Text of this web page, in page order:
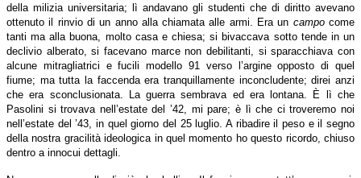
della milizia universitaria; lì andavano gli studenti che di diritto avevano
ottenuto il rinvio di un anno alla chiamata alle armi. Era un campocome
tanti ma alla buona, molto casa e chiesa; si bivaccava sotto tende in un
declivio alberato, si facevano marce non debilitanti, si sparacchiava con
alcune mitragliatrici e fucili modello 91 verso l’argine opposto di quel
fiume; ma tutta la faccenda era tranquillamente inconcludente; direi anzi
che era sconclusionata. La guerra sembrava ed era lontana. È lì che
Pasolini si trovava nell’estate del ’42, mi pare; è lì che ci troveremo noi
nell’estate del ’43, in quel giorno del 25 luglio. A ribadire il peso e il segno
della nostra gracilità ideologica in quel momento ho questo ricordo, chiuso
dentro a innocui dettagli.